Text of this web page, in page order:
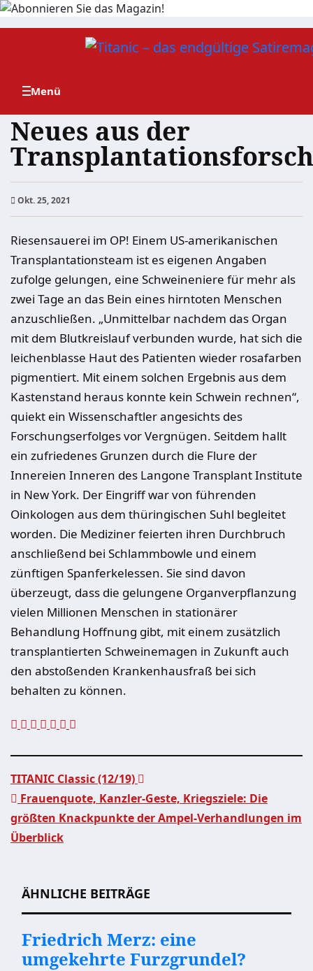
Zum
Neues aus der
Okt. 25, 2021
Riesensauerei im OP! Einem US-amerikanischen
Transplantationsteam ist es eigenen Angaben
zufolge gelungen, eine Schweineniere für mehr als
zwei Tage an das Bein eines hirntoten Menschen
anzuschließen. „Unmittelbar nachdem das Organ
mit dem Blutkreislauf verbunden wurde, hat sich die
leichenblasse Haut des Patienten wieder rosafarben
pigmentiert. Mit einem solchen Ergebnis aus dem
Kastenstand heraus konnte kein Schwein rechnen“,
quiekt ein Wissenschaftler angesichts des
Forschungserfolges vor Vergnügen. Seitdem hallt
ein zufriedenes Grunzen durch die Flure der
Innereien Inneren des Langone Transplant Institute
in New York. Der Eingriff war von führenden
Oinkologen aus dem thüringischen Suhl begleitet
worden. Die Mediziner feierten ihren Durchbruch
anschließend bei Schlammbowle und einem
zünftigen Spanferkelessen. Sie sind davon
überzeugt, dass die gelungene Organverpflanzung
vielen Millionen Menschen in stationärer
Behandlung Hoffnung gibt, mit einem zusätzlich
transplantierten Schweinemagen in Zukunft auch
den abstoßenden Krankenhausfraß bei sich
behalten zu können.
Beitragsnavigation
TITANIC Classic (12/19)
Frauenquote, Kanzler-Geste, Kriegsziele: Die
größten Knackpunkte der Ampel-Verhandlungen im
Überblick
ÄHNLICHE BEITRÄGE
Friedrich Merz: eine
umgekehrte Furzgrundel?